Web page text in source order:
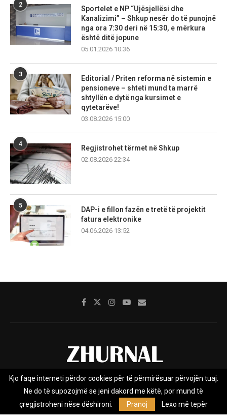
2
Sportelet e NP “Ujësjellësi dhe
Kanalizimi” – Shkup nesër do të punojnë
nga ora 7:30 deri në 15:30, e mërkura
është ditë jopune
05.01.2026 10:36
3
Editorial / Priten reforma në sistemin e
pensioneve – shteti mund ta marrë
shtyllën e dytë nga kursimet e
qytetarëve!
03.08.2026 15:00
4
Regjistrohet tërmet në Shkup
02.08.2026 22:34
5
DAP-i e fillon fazën e tretë të projektit
fatura elektronike
04.06.2026 13:52
Rreth nesh Impresumi Marketing
Privacy Policy
Zhurnal.mk është Agjenci e Lajmeve e pavarur, e themeluar në vitin
Kjo faqe interneti përdor cookies për të përmirësuar përvojën tuaj.
Ne do të supozojmë se jeni dakord me këtë, por mund të
çregjistroheni nëse dëshironi.
Pranoj Lexo më tepër